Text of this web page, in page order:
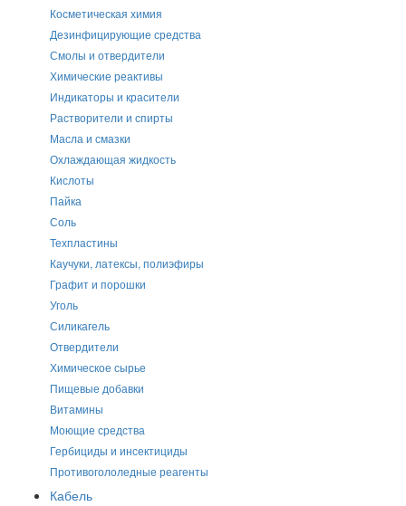
Косметическая химия
Дезинфицирующие средства
Смолы и отвердители
Химические реактивы
Индикаторы и красители
Растворители и спирты
Масла и смазки
Охлаждающая жидкость
Кислоты
Пайка
Соль
Техпластины
Каучуки, латексы, полиэфиры
Графит и порошки
Уголь
Силикагель
Отвердители
Химическое сырье
Пищевые добавки
Витамины
Моющие средства
Гербициды и инсектициды
Противогололедные реагенты
Кабель